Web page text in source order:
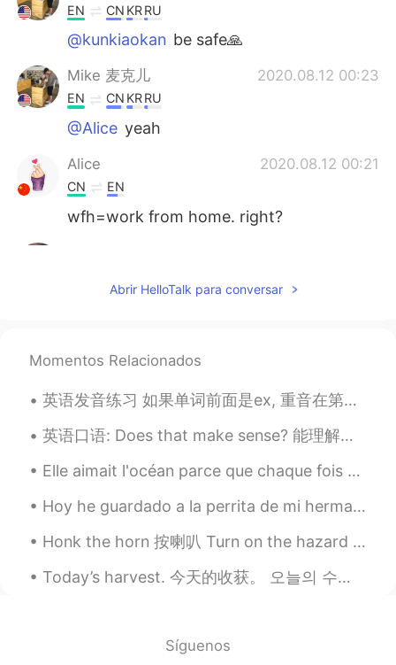
EN CN KRRU
@kunkiaokan be safe🙏
Mike 麦克儿 2020.08.12 00:23
EN CN KRRU
@Alice yeah
Alice 2020.08.12 00:21
CN EN
wfh=work from home. right?
Abrir HelloTalk para conversar
Momentos Relacionados
英语发音练习 如果单词前面是ex, 重音在第二个音节。第一个音节，第三个音节都可以说快点。比如： Exam 连读eg-zam 重音zam Exalt Exact Exert Expect Ex...
英语口语: Does that make sense? 能理解吗 如果你是老板，或者你在解释一个东西，最后可以说 Does that make sense? 我建议不说 Am I clea...
Elle aimait l'océan parce que chaque fois que les vagues quittent la rive, elles revenaient toujo...
Hoy he guardado a la perrita de mi hermana porque mi hermana está de vacaciones. La perrita se ll...
Honk the horn 按喇叭 Turn on the hazard lights 打开双闪灯 Take necessary precautions / take preventativ...
Today’s harvest. 今天的收获。 오늘의 수확. You can see why people’s allergies are a bit worse this year, t...
Síguenos